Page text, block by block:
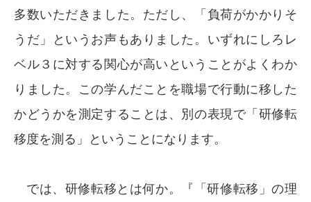
多数いただきました。ただし、「負荷がかかりそ
うだ」というお声もありました。いずれにしろレ
ベル３に対する関心が高いということがよくわか
りました。この学んだことを職場で行動に移した
かどうかを測定することは、別の表現で「研修転
移度を測る」ということになります。
では、研修転移とは何か。『「研修転移」の理